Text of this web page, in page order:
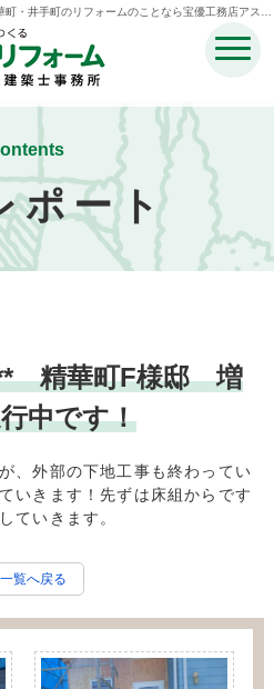
・井手町のリフォームのことなら宝優工務店アスマ
ポート
精華町F様邸 増
中です！
、外部の下地工事も終わってい
いきます！先ずは床組からです
ていきます。
覧へ戻る